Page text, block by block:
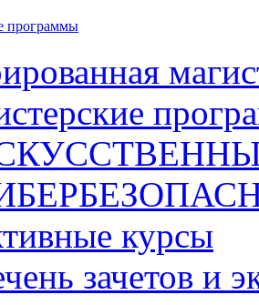
программы
курсы
зачетов и